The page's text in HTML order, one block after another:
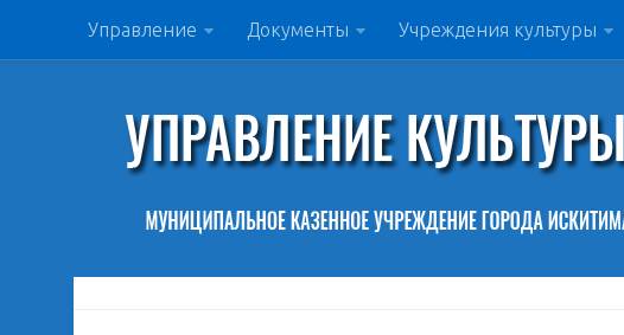
Управление Документы Учреждения культуры